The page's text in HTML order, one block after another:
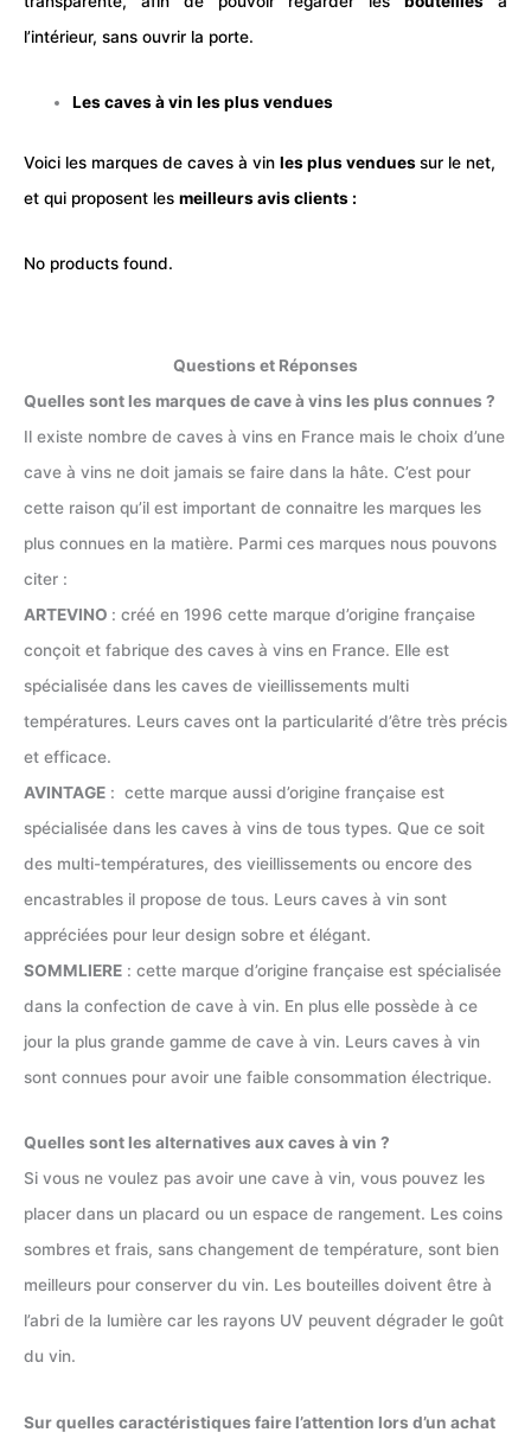
l’intérieur, sans ouvrir la porte.
Les caves à vin les plus vendues
Voici les marques de caves à vin les plus venduessur le net,
et qui proposent les meilleurs avis clients :
No products found.
Questions et Réponses
Quelles sont les marques de cave à vins les plus connues ?
Il existe nombre de caves à vins en France mais le choix d’une
cave à vins ne doit jamais se faire dans la hâte. C’est pour
cette raison qu’il est important de connaitre les marques les
plus connues en la matière. Parmi ces marques nous pouvons
citer :
ARTEVINO : créé en 1996 cette marque d’origine française
conçoit et fabrique des caves à vins en France. Elle est
spécialisée dans les caves de vieillissements multi
températures. Leurs caves ont la particularité d’être très précis
et efficace.
AVINTAGE : cette marque aussi d’origine française est
spécialisée dans les caves à vins de tous types. Que ce soit
des multi-températures, des vieillissements ou encore des
encastrables il propose de tous. Leurs caves à vin sont
appréciées pour leur design sobre et élégant.
SOMMLIERE : cette marque d’origine française est spécialisée
dans la confection de cave à vin. En plus elle possède à ce
jour la plus grande gamme de cave à vin. Leurs caves à vin
sont connues pour avoir une faible consommation électrique.
Quelles sont les alternatives aux caves à vin ?
Si vous ne voulez pas avoir une cave à vin, vous pouvez les
placer dans un placard ou un espace de rangement. Les coins
sombres et frais, sans changement de température, sont bien
meilleurs pour conserver du vin. Les bouteilles doivent être à
l’abri de la lumière car les rayons UV peuvent dégrader le goût
du vin.
Sur quelles caractéristiques faire l’attention lors d’un achat